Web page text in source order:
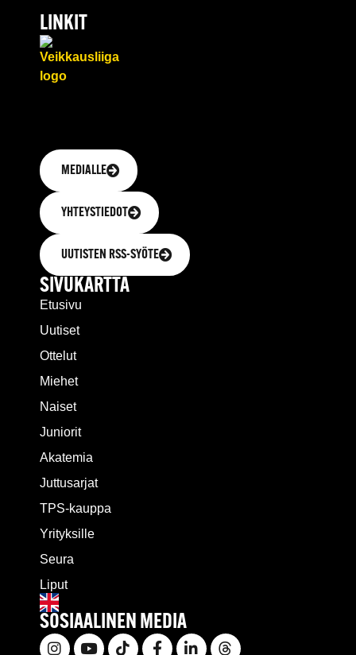
LINKIT
MEDIALLE
YHTEYSTIEDOT
UUTISTEN RSS-SYÖTE
SIVUKARTTA
Etusivu
Uutiset
Ottelut
Miehet
Naiset
Juniorit
Akatemia
Juttusarjat
TPS-kauppa
Yrityksille
Seura
Liput
SOSIAALINEN MEDIA